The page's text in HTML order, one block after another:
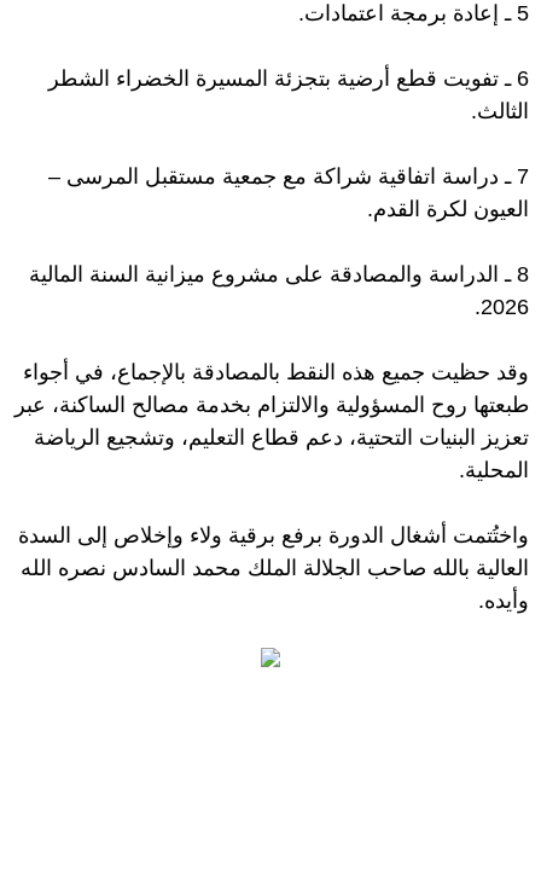
5 ـ إعادة برمجة اعتمادات.
6 ـ تفويت قطع أرضية بتجزئة المسيرة الخضراء الشطر
الثالث.
7 ـ دراسة اتفاقية شراكة مع جمعية مستقبل المرسى –
العيون لكرة القدم.
8 ـ الدراسة والمصادقة على مشروع ميزانية السنة المالية
2026.
وقد حظيت جميع هذه النقط بالمصادقة بالإجماع، في أجواء
طبعتها روح المسؤولية والالتزام بخدمة مصالح الساكنة، عبر
تعزيز البنيات التحتية، دعم قطاع التعليم، وتشجيع الرياضة
المحلية.
واختُتمت أشغال الدورة برفع برقية ولاء وإخلاص إلى السدة
العالية بالله صاحب الجلالة الملك محمد السادس نصره الله
وأيده.